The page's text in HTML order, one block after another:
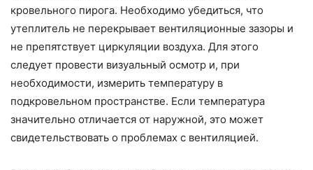
кровельного пирога. Необходимо убедиться, что
утеплитель не перекрывает вентиляционные зазоры и
не препятствует циркуляции воздуха. Для этого
следует провести визуальный осмотр и, при
необходимости, измерить температуру в
подкровельном пространстве. Если температура
значительно отличается от наружной, это может
свидетельствовать о проблемах с вентиляцией.